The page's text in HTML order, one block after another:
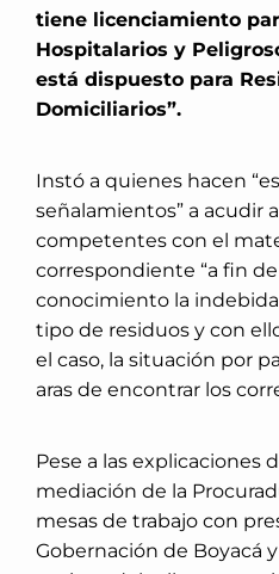
tiene licenciamiento
Hospitalarios y
está dispuesto para
Domiciliarios”.
Instó a quienes hacen
señalamientos” a acudir
competentes con el
correspondiente “a fin
conocimiento la
tipo de residuos y con
el caso, la situación por
aras de encontrar los
Pese a las explicaciones
mediación de la
mesas de trabajo con
Gobernación de Boyacá